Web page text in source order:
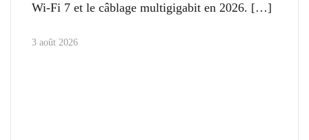
Wi-Fi 7 et le câblage multigigabit en 2026.
3 août 2026